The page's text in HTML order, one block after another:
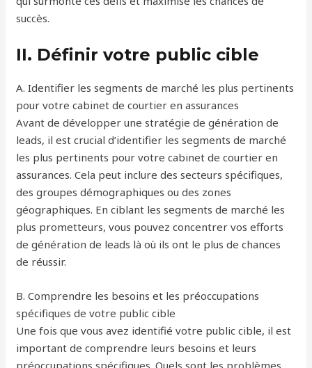
succès.
II. Définir votre public cible
A. Identifier les segments de marché les plus pertinents
pour votre cabinet de courtier en assurances
Avant de développer une stratégie de génération de
leads, il est crucial d’identifier les segments de marché
les plus pertinents pour votre cabinet de courtier en
assurances. Cela peut inclure des secteurs spécifiques,
des groupes démographiques ou des zones
géographiques. En ciblant les segments de marché les
plus prometteurs, vous pouvez concentrer vos efforts
de génération de leads là où ils ont le plus de chances
de réussir.
B. Comprendre les besoins et les préoccupations
spécifiques de votre public cible
Une fois que vous avez identifié votre public cible, il est
important de comprendre leurs besoins et leurs